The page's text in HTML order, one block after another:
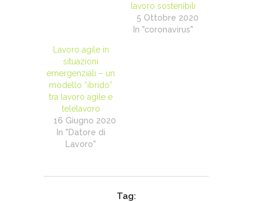
lavoro sostenibili
5 Ottobre 2020
In "coronavirus"
Lavoro agile in
situazioni
emergenziali – un
modello “ibrido”
tra lavoro agile e
telelavoro
16 Giugno 2020
In "Datore di
Lavoro"
Tag: